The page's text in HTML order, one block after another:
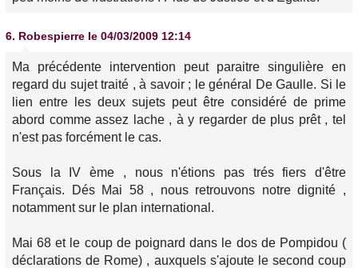
6. Robespierre le 04/03/2009 12:14
Ma précédente intervention peut paraitre singulière en
regard du sujet traité , à savoir ; le général De Gaulle. Si le
lien entre les deux sujets peut être considéré de prime
abord comme assez lache , à y regarder de plus prêt , tel
n'est pas forcément le cas.
Sous la IV ème , nous n'étions pas trés fiers d'être
Français. Dés Mai 58 , nous retrouvons notre dignité ,
notamment sur le plan international.
Mai 68 et le coup de poignard dans le dos de Pompidou (
déclarations de Rome) , auxquels s'ajoute le second coup